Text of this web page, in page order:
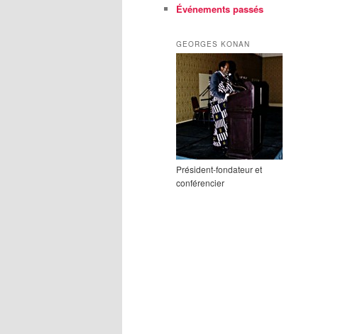
Événements passés
GEORGES KONAN
Président-fondateur et
conférencier